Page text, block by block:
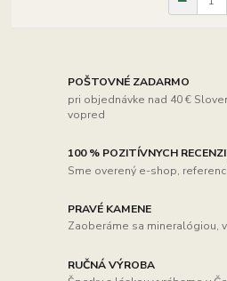
POŠTOVNÉ ZADARMO
pri objednávke nad 40 €
vopred
100 % POZITÍVNYCH
Sme overený e-shop,
PRAVÉ KAMENE
Zaoberáme sa mineralógiou,
RUČNÁ VÝROBA